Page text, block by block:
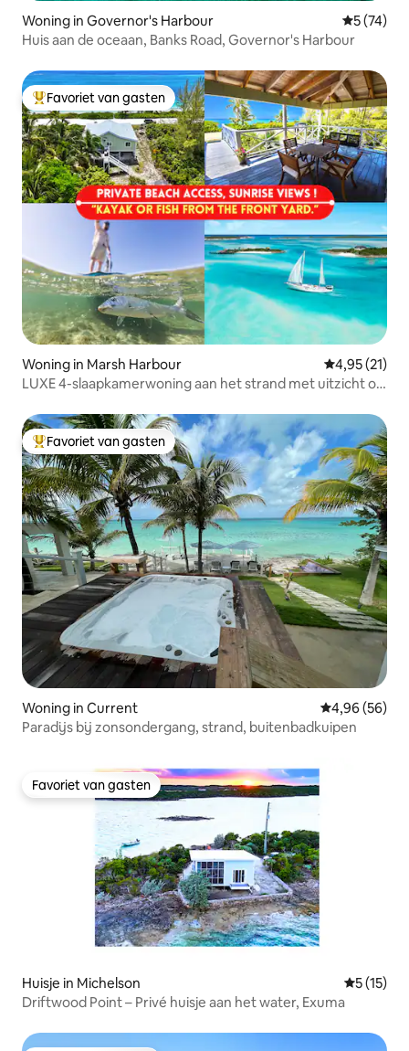
Woning in Governor's Harbour
5 (74)
Huis aan de oceaan, Banks Road, Governor's Harbour
Topfavoriet van gasten
Favoriet van gasten
Woning in Marsh Harbour Gemiddelde
4,95 (21)
LUXE 4-slaapkamerwoning aan het strand met uitzicht op
Topfavoriet van gasten
Favoriet van gasten
Woning in Current Gemiddelde
4,96 (56)
Paradijs bij zonsondergang, strand, buitenbadkuipen
Favoriet van gasten
Favoriet van gasten
Huisje in Michelson
5 (15)
Driftwood Point – Privé huisje aan het water, Exuma